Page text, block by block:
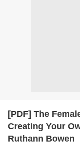
[PDF] The
Creating Your
Ruthann Bowen